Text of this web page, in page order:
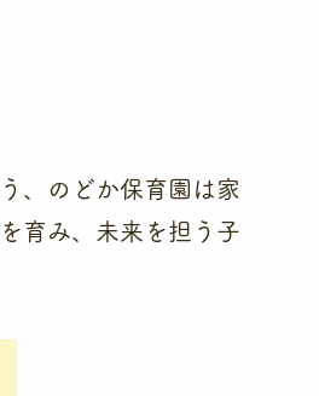
、のどか保育園は家
育み、未来を担う子